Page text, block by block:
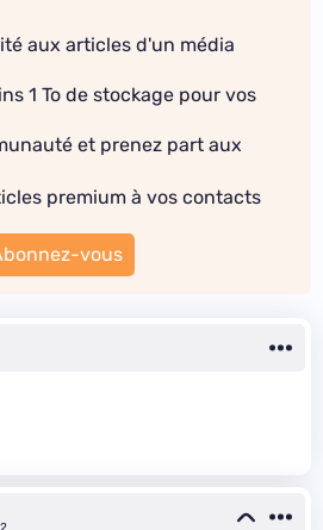
aux articles d'un média
1 To de stockage pour vos
et prenez part aux
premium à vos contacts
vous